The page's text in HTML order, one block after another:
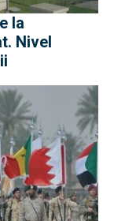
la
Nivel